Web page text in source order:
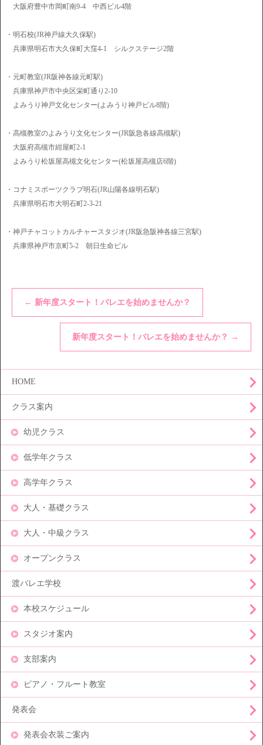
大阪府豊中市岡町南9-4 中西ビル4階
・明石校(JR神戸線大久保駅)
兵庫県明石市大久保町大窪4-1 シルクステージ2階
・元町教室(JR阪神各線元町駅)
兵庫県神戸市中央区栄町通り2-10
よみうり神戸文化センター(よみうり神戸ビル8階)
・高槻教室のよみうり文化センター(JR阪急各線高槻駅)
大阪府高槻市紺屋町2-1
よみうり松坂屋高槻文化センター(松坂屋高槻店6階)
・コナミスポーツクラブ明石(JR山陽各線明石駅)
兵庫県明石市大明石町2-3-21
・神戸チャコットカルチャースタジオ(JR阪急阪神各線三宮駅)
兵庫県神戸市京町5-2 朝日生命ビル
← 新年度スタート！バレエを始めませんか？
新年度スタート！バレエを始めませんか？ →
HOME
クラス案内
幼児クラス
低学年クラス
高学年クラス
大人・基礎クラス
大人・中級クラス
オープンクラス
渡バレエ学校
本校スケジュール
スタジオ案内
支部案内
ピアノ・フルート教室
発表会
発表会衣装ご案内